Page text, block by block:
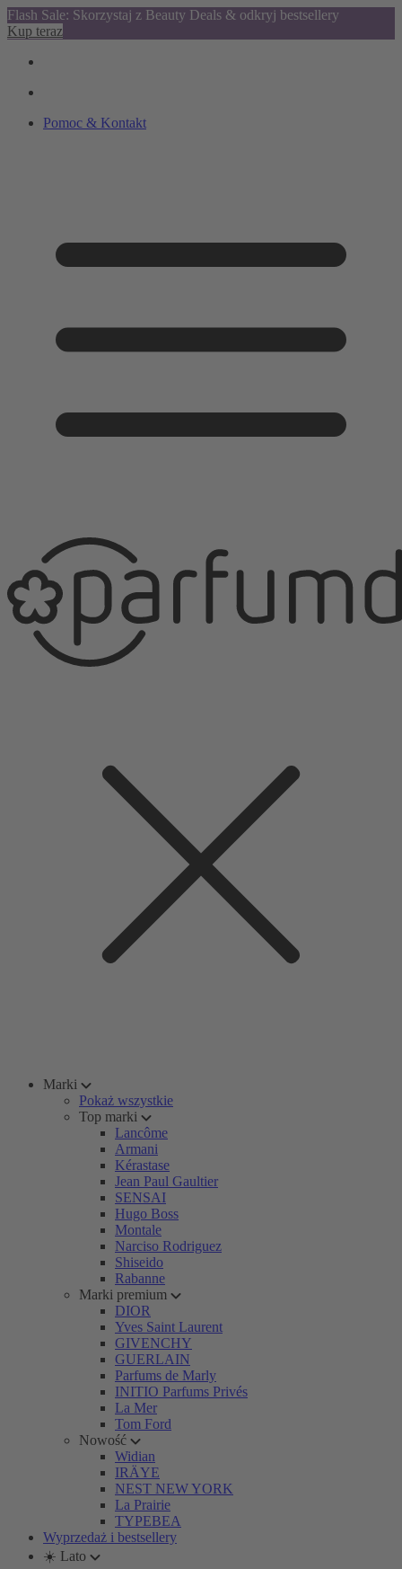
Flash Sale: Skorzystaj z Beauty Deals & odkryj bestsellery
Kup teraz
Pomoc & Kontakt
Marki
Pokaż wszystkie
Top marki
Lancôme
Armani
Kérastase
Jean Paul Gaultier
SENSAI
Hugo Boss
Montale
Narciso Rodriguez
Shiseido
Rabanne
Marki premium
DIOR
Yves Saint Laurent
GIVENCHY
GUERLAIN
Parfums de Marly
INITIO Parfums Privés
La Mer
Tom Ford
Nowość
Widian
IRÄYE
NEST NEW YORK
La Prairie
TYPEBEA
Wyprzedaż i bestsellery
☀️ Lato